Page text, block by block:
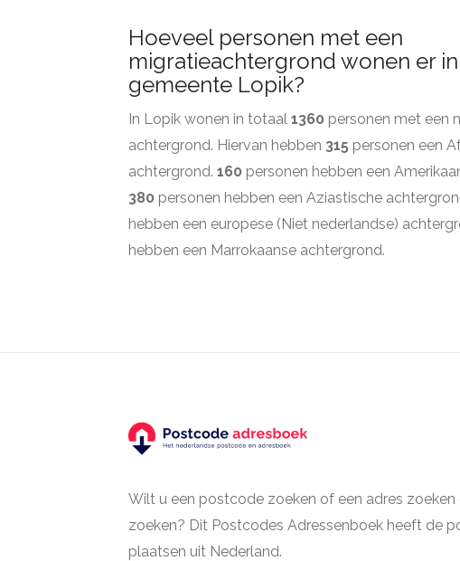
Hoeveel personen met een
migratieachtergrond wonen er
gemeente Lopik?
In Lopik wonen in totaal 1360 personen met een
achtergrond. Hiervan hebben 315 personen een
achtergrond. 160 personen hebben een
380 personen hebben een Aziastische
hebben een europese (Niet nederlandse)
hebben een Marrokaanse achtergrond.
Wilt u een postcode zoeken of een adres zoeken
zoeken? Dit Postcodes Adressenboek heeft de
plaatsen uit Nederland.